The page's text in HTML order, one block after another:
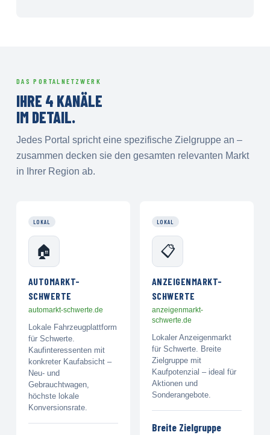
DAS PORTALNETZWERK
IHRE 4 KANÄLE
IM DETAIL.
Jedes Portal spricht eine spezifische Zielgruppe an –
zusammen decken sie den gesamten relevanten Markt
in Ihrer Region ab.
LOKAL
🏠
AUTOMARKT-
SCHWERTE
automarkt-schwerte.de
Lokale Fahrzeugplattform
für Schwerte.
Kaufinteressenten mit
konkreter Kaufabsicht –
Neu- und
Gebrauchtwagen,
höchste lokale
Konversionsrate.
LOKAL
📋
ANZEIGENMARKT-
SCHWERTE
anzeigenmarkt-
schwerte.de
Lokaler Anzeigenmarkt
für Schwerte. Breite
Zielgruppe mit
Kaufpotenzial – ideal für
Aktionen und
Sonderangebote.
Breite Zielgruppe